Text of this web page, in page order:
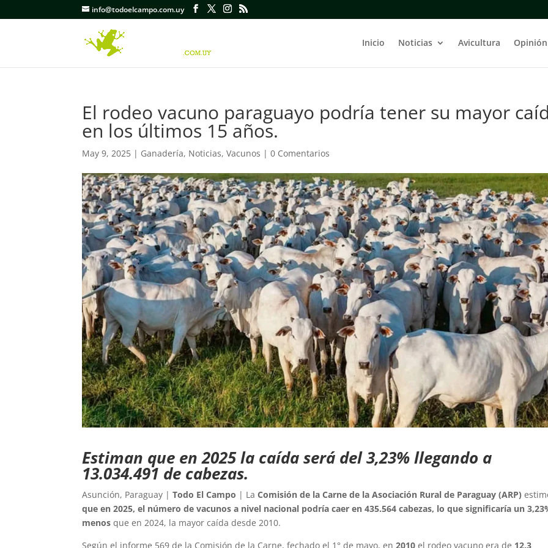
info@todoelcampo.com.uy
Inicio Noticias Avicultura Opinión
El rodeo vacuno paraguayo podría tener su mayor
en los últimos 15 años.
May 9, 2025 | Ganadería, Noticias,Vacunos |0 Comentarios
Estiman que en 2025 la caída será del 3,23% llegando a
13.034.491 de cabezas.
Asunción, Paraguay |Todo El Campo | LaComisión de la Carne de la Asociación Rural de Paraguay (ARP)
que en 2025, el número de vacunos a nivel nacional podría caer en 435.564 cabezas, lo que significaría un
menos que en 2024, la mayor caída desde 2010.
Según el informe 569 de la Comisión de la Carne, fechado el 1° de mayo, en2010 el rodeo vacuno era de 12,3